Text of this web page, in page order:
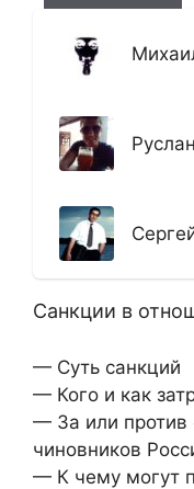
Руслан
Санкции в
— Суть санкций
— Кого и как
— За или против
чиновников
— К чему могут